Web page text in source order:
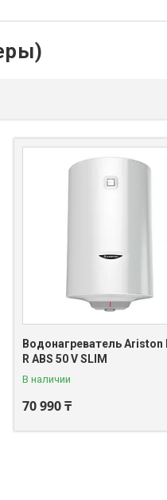
Водонагреватель Ariston
R ABS 50 V SLIM
В наличии
70 990 ₸